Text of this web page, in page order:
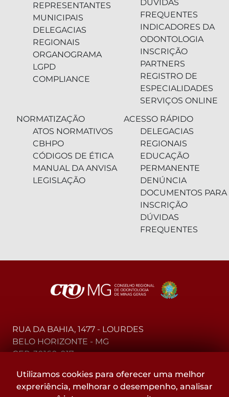
REPRESENTANTES
MUNICIPAIS
DELEGACIAS
REGIONAIS
ORGANOGRAMA
LGPD
COMPLIANCE
DÚVIDAS
FREQUENTES
INDICADORES DA
ODONTOLOGIA
INSCRIÇÃO
PARTNERS
REGISTRO DE
ESPECIALIDADES
SERVIÇOS ONLINE
NORMATIZAÇÃO
ATOS NORMATIVOS
CBHPO
CÓDIGOS DE ÉTICA
MANUAL DA ANVISA
LEGISLAÇÃO
ACESSO RÁPIDO
DELEGACIAS
REGIONAIS
EDUCAÇÃO
PERMANENTE
DENÚNCIA
DOCUMENTOS PARA
INSCRIÇÃO
DÚVIDAS
FREQUENTES
RUA DA BAHIA, 1477 - LOURDES
BELO HORIZONTE - MG
CEP: 30160-017
(31) 2104-3000 - WhatsApp
Utilizamos cookies para oferecer uma melhor
expreriência, melhorar o desempenho, analisar